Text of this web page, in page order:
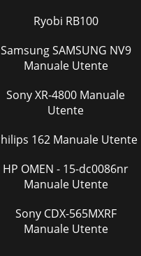
Ryobi RB100
Samsung SAMSUNG NV9
Manuale Utente
Sony XR-4800 Manuale
Utente
Philips 162 Manuale Utente
HP OMEN - 15-dc0086nr
Manuale Utente
Sony CDX-565MXRF
Manuale Utente